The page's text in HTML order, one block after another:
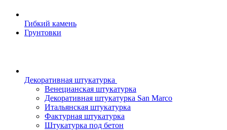
Гибкий камень
Грунтовки
Декоративная штукатурка
Венецианская штукатурка
Декоративная штукатурка San Marco
Итальянская штукатурка
Фактурная штукатурка
Штукатурка под бетон